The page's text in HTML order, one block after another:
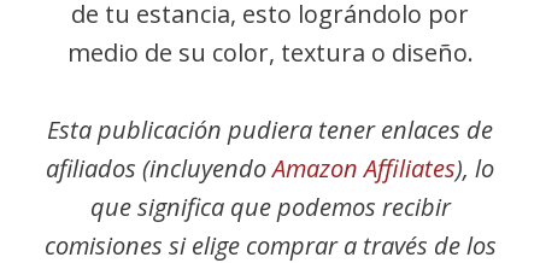
de tu estancia, esto lográndolo por
medio de su color, textura o diseño.
Esta publicación pudiera tener enlaces de
afiliados (incluyendoAmazon Affiliates), lo
que significa que podemos recibir
comisiones si elige comprar a través de los